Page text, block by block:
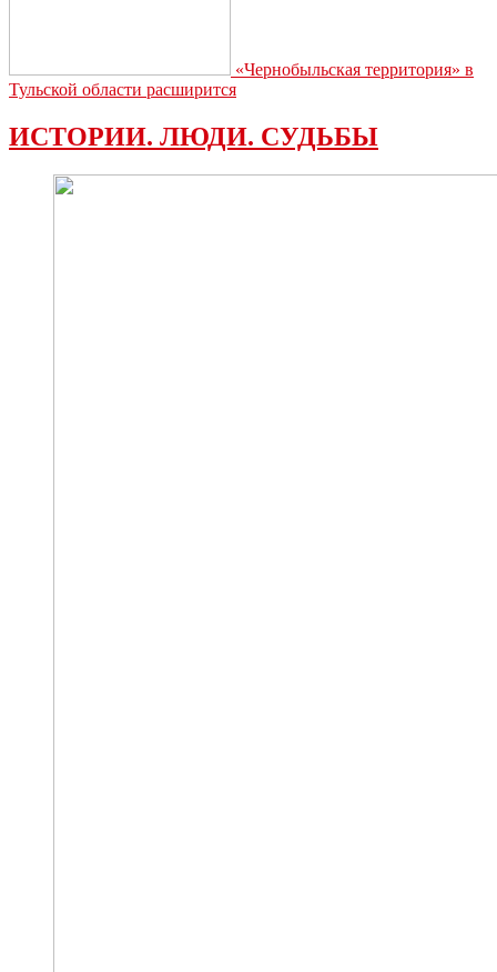
«Чернобыльская территория» в
Тульской области расширится
ИСТОРИИ. ЛЮДИ. СУДЬБЫ